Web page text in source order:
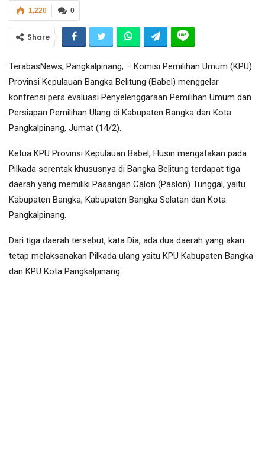
0
1,220
Share
TerabasNews, Pangkalpinang, – Komisi Pemilihan Umum (KPU)
Provinsi Kepulauan Bangka Belitung (Babel) menggelar
konfrensi pers evaluasi Penyelenggaraan Pemilihan Umum dan
Persiapan Pemilihan Ulang di Kabupaten Bangka dan Kota
Pangkalpinang, Jumat (14/2).
Ketua KPU Provinsi Kepulauan Babel, Husin mengatakan pada
Pilkada serentak khususnya di Bangka Belitung terdapat tiga
daerah yang memiliki Pasangan Calon (Paslon) Tunggal, yaitu
Kabupaten Bangka, Kabupaten Bangka Selatan dan Kota
Pangkalpinang.
Dari tiga daerah tersebut, kata Dia, ada dua daerah yang akan
tetap melaksanakan Pilkada ulang yaitu KPU Kabupaten Bangka
dan KPU Kota Pangkalpinang.